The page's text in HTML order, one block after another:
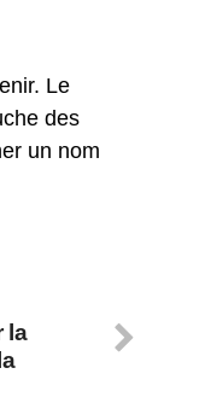
Le
des
un nom
la